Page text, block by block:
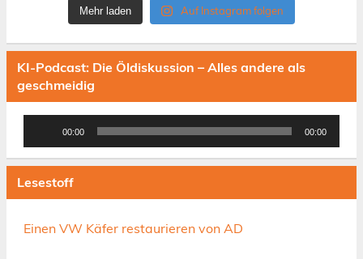
Mehr laden Auf Instagram folgen
KI-Podcast: Die Öldiskussion – Alles andere als
geschmeidig
00:00 00:00
Lesestoff
Einen VW Käfer restaurieren von AD